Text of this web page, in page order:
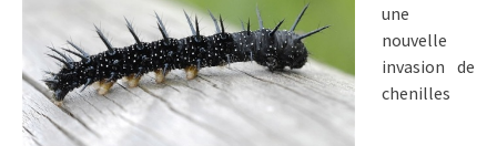
une
nouvelle
invasion de
chenilles